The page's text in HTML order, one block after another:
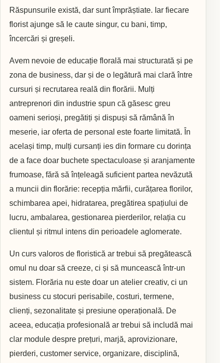
Răspunsurile există, dar sunt împrăștiate. Iar fiecare
florist ajunge să le caute singur, cu bani, timp,
încercări și greșeli.
Avem nevoie de educație florală mai structurată și pe
zona de business, dar și de o legătură mai clară între
cursuri și recrutarea reală din florării. Mulți
antreprenori din industrie spun că găsesc greu
oameni serioși, pregătiți și dispuși să rămână în
meserie, iar oferta de personal este foarte limitată. În
același timp, mulți cursanți ies din formare cu dorința
de a face doar buchete spectaculoase și aranjamente
frumoase, fără să înțeleagă suficient partea nevăzută
a muncii din florărie: recepția mărfii, curățarea florilor,
schimbarea apei, hidratarea, pregătirea spațiului de
lucru, ambalarea, gestionarea pierderilor, relația cu
clientul și ritmul intens din perioadele aglomerate.
Un curs valoros de floristică ar trebui să pregătească
omul nu doar să creeze, ci și să muncească într-un
sistem. Florăria nu este doar un atelier creativ, ci un
business cu stocuri perisabile, costuri, termene,
clienți, sezonalitate și presiune operațională. De
aceea, educația profesională ar trebui să includă mai
clar module despre prețuri, marjă, aprovizionare,
pierderi, customer service, organizare, disciplină,